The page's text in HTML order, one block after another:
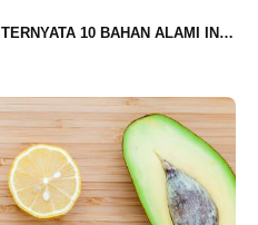
TERNYATA 10 BAHAN ALAMI INI DAPAT JADI SOLUSI UNTUK KULIT GATAL